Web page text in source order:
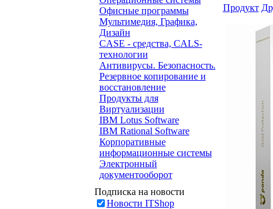
Офисные программы
Мультимедия, Графика,
Дизайн
CASE - средства, CALS-
технологии
Антивирусы. Безопасность.
Резервное копирование и
восстановление
Продукты для
Виртуализации
IBM Lotus Software
IBM Rational Software
Корпоративные
информационные системы
Электронный
документооборот
Подписка на новости
Новости ITShop
Продукт